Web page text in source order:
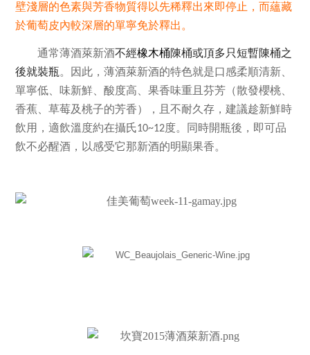
壁淺層的色素與芳香物質得以先稀釋出來即停止，而蘊藏
於葡萄皮內較深層的單寧免於釋出。
通常薄酒萊新酒不經橡木桶陳桶或頂多只短暫陳桶之
後就裝瓶。因此，薄酒萊新酒的特色就是口感柔順清新、
單寧低、味新鮮、酸度高、果香味重且芬芳（散發櫻桃、
香蕉、草莓及桃子的芳香），且不耐久存，建議趁新鮮時
飲用，適飲溫度約在攝氏10~12度。同時開瓶後，即可品
飲不必醒酒，以感受它那新酒的明顯果香。